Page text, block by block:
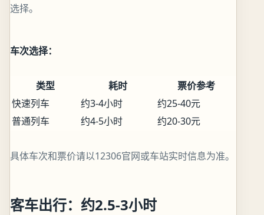
选择。
车次选择：
类型 耗时
票价参考
快速列车
约3-4小时
约25-40元
普通列车
约4-5小时 约20-30元
具体车次和票价请以12306官网或车站实时信息为准。
客车出行：约2.5-3小时